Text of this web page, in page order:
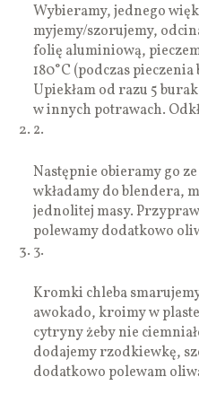
Wybieramy, jednego
myjemy/szorujemy,
folię aluminiową,
180°C (podczas
Upiekłam od razu 5
w innych potrawach.
2.
Następnie obieramy go
wkładamy do blendera,
jednolitej masy.
polewamy dodatkowo
3.
Kromki chleba
awokado, kroimy w
cytryny żeby nie
dodajemy rzodkiewkę,
dodatkowo polewam